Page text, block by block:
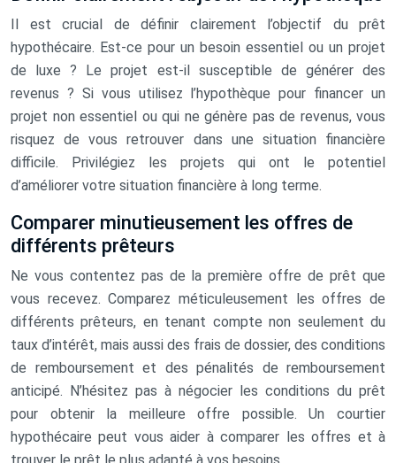
Il est crucial de définir clairement l’objectif du prêt
hypothécaire. Est-ce pour un besoin essentiel ou un projet
de luxe ? Le projet est-il susceptible de générer des
revenus ? Si vous utilisez l’hypothèque pour financer un
projet non essentiel ou qui ne génère pas de revenus, vous
risquez de vous retrouver dans une situation financière
difficile. Privilégiez les projets qui ont le potentiel
d’améliorer votre situation financière à long terme.
Comparer minutieusement les offres de
différents prêteurs
Ne vous contentez pas de la première offre de prêt que
vous recevez. Comparez méticuleusement les offres de
différents prêteurs, en tenant compte non seulement du
taux d’intérêt, mais aussi des frais de dossier, des conditions
de remboursement et des pénalités de remboursement
anticipé. N’hésitez pas à négocier les conditions du prêt
pour obtenir la meilleure offre possible. Un courtier
hypothécaire peut vous aider à comparer les offres et à